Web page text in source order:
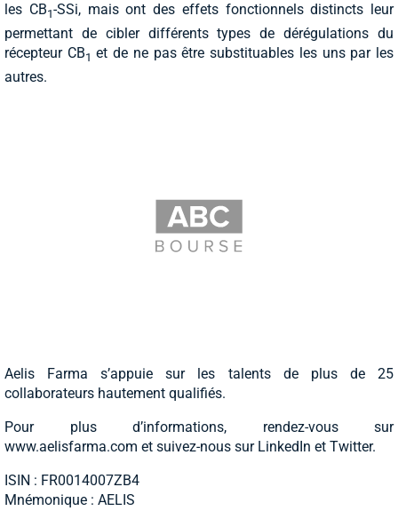
les CB1-SSi, mais ont des effets fonctionnels distincts leur
permettant de cibler différents types de dérégulations du
récepteur CB1 et de ne pas être substituables les uns par les
autres.
Aelis Farma s’appuie sur les talents de plus de 25
collaborateurs hautement qualifiés.
Pour plus d’informations, rendez-vous sur
www.aelisfarma.com et suivez-nous sur LinkedIn et Twitter.
ISIN : FR0014007ZB4
Mnémonique : AELIS